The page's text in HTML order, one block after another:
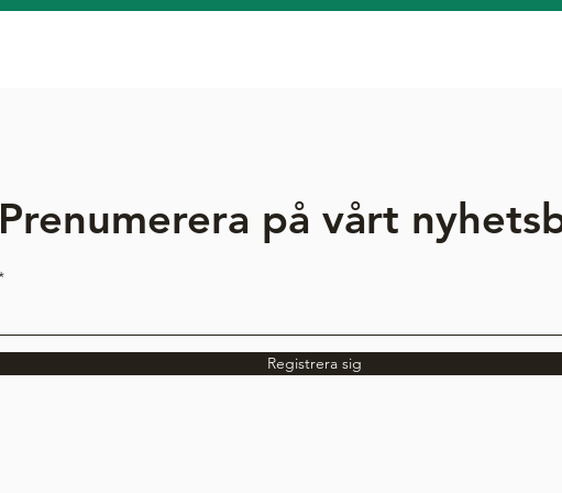
Prenumerera på vårt
Registrera sig